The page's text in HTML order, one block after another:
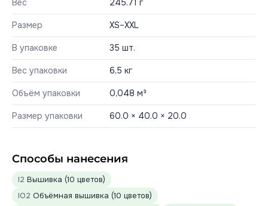
Вес 245.71 г
Размер XS–XXL
В упаковке 35 шт.
Вес упаковки 6,5 кг
Объём упаковки 0,048 м³
Размер упаковки 60.0 × 40.0 × 20.0
Способы нанесения
I2 Вышивка (10 цветов)
IO2 Объёмная вышивка (10 цветов)